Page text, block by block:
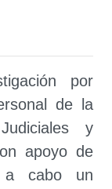
por
de la
y
apoyo de
a cabo un